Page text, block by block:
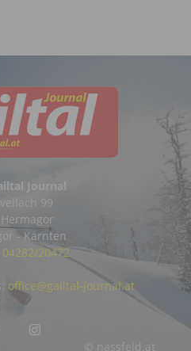
Journal
99
- Kärnten
04282/20472
© nassfeld.at
office@gailtal-journal.at